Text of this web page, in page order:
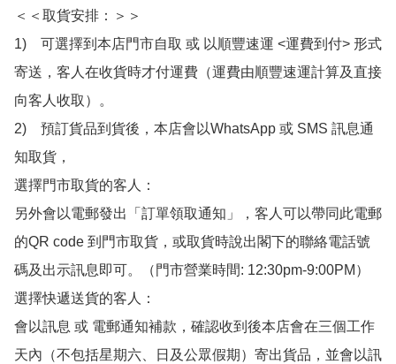
＜＜取貨安排：＞＞
1)　可選擇到本店門市自取 或 以順豐速運 <運費到付> 形式
寄送，客人在收貨時才付運費（運費由順豐速運計算及直接
向客人收取）。
2)　預訂貨品到貨後，本店會以WhatsApp 或 SMS 訊息通
知取貨，
選擇門市取貨的客人：
另外會以電郵發出「訂單領取通知」，客人可以帶同此電郵
的QR code 到門市取貨，或取貨時說出閣下的聯絡電話號
碼及出示訊息即可。（門市營業時間: 12:30pm-9:00PM）
選擇快遞送貨的客人：
會以訊息 或 電郵通知補款，確認收到後本店會在三個工作
天內（不包括星期六、日及公眾假期）寄出貨品，並會以訊